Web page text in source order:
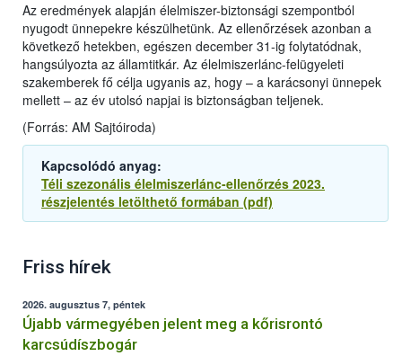
Az eredmények alapján élelmiszer-biztonsági szempontból
nyugodt ünnepekre készülhetünk. Az ellenőrzések azonban a
következő hetekben, egészen december 31-ig folytatódnak,
hangsúlyozta az államtitkár. Az élelmiszerlánc-felügyeleti
szakemberek fő célja ugyanis az, hogy – a karácsonyi ünnepek
mellett – az év utolsó napjai is biztonságban teljenek.
(Forrás: AM Sajtóiroda)
Kapcsolódó anyag:
Téli szezonális élelmiszerlánc-ellenőrzés 2023.
részjelentés letölthető formában (pdf)
Friss hírek
2026. augusztus 7, péntek
Újabb vármegyében jelent meg a kőrisrontó
karcsúdíszbogár